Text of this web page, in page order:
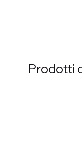
Prodotti